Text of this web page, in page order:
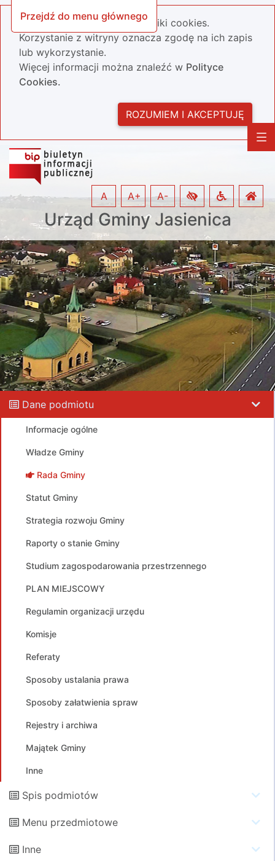
Przejdź do menu głównego
Nasza strona wykorzystuje pliki cookies.
Korzystanie z witryny oznacza zgodę na ich zapis
lub wykorzystanie.
Więcej informacji można znaleźć w Polityce
Cookies.
ROZUMIEM I AKCEPTUJĘ
Urząd Gminy Jasienica
A A+ A-
Dane podmiotu
Informacje ogólne
Władze Gminy
Rada Gminy
Statut Gminy
Strategia rozwoju Gminy
Raporty o stanie Gminy
Studium zagospodarowania przestrzennego
PLAN MIEJSCOWY
Regulamin organizacji urzędu
Komisje
Referaty
Sposoby ustalania prawa
Sposoby załatwienia spraw
Rejestry i archiwa
Majątek Gminy
Inne
Spis podmiotów
Menu przedmiotowe
Inne